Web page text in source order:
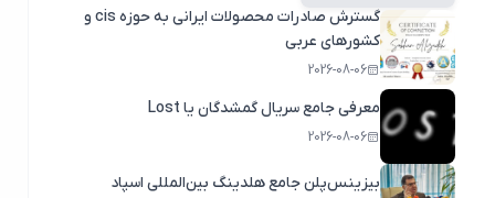
گسترش صادرات محصولات ایرانی به حوزه cis و
کشورهای عربی
2026-08-06
معرفی جامع سریال گمشدگان یا Lost
2026-08-06
بیزینس‌پلن جامع هلدینگ بین‌المللی اسپاد